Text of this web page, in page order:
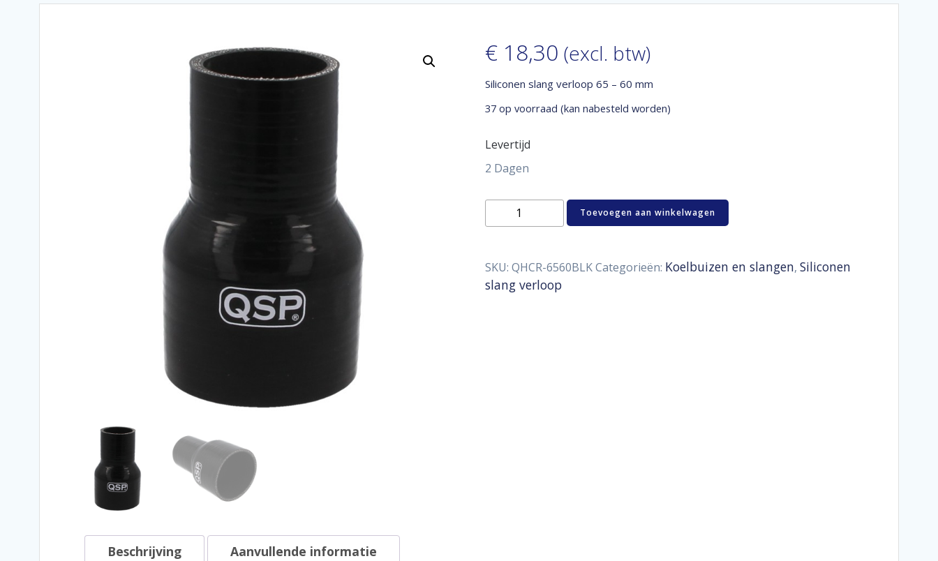
€18,30 (excl. btw)
Siliconen slang verloop 65 – 60 mm
37 op voorraad (kan nabesteld worden)
Levertijd
2 Dagen
Siliconen
-
60
mm
Toevoegen aan winkelwagen
SKU: QHCR-6560BLKCategorieën: Koelbuizen en slangen, Siliconen
slang verloop
Beschrijving Aanvullende informatie